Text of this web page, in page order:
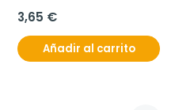
3,65 €
Añadir al carrito